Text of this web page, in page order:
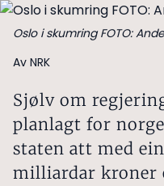
Oslo i skumring FOTO:
Av NRK
Sjølv om
planlagt for
staten att med
milliardar kroner